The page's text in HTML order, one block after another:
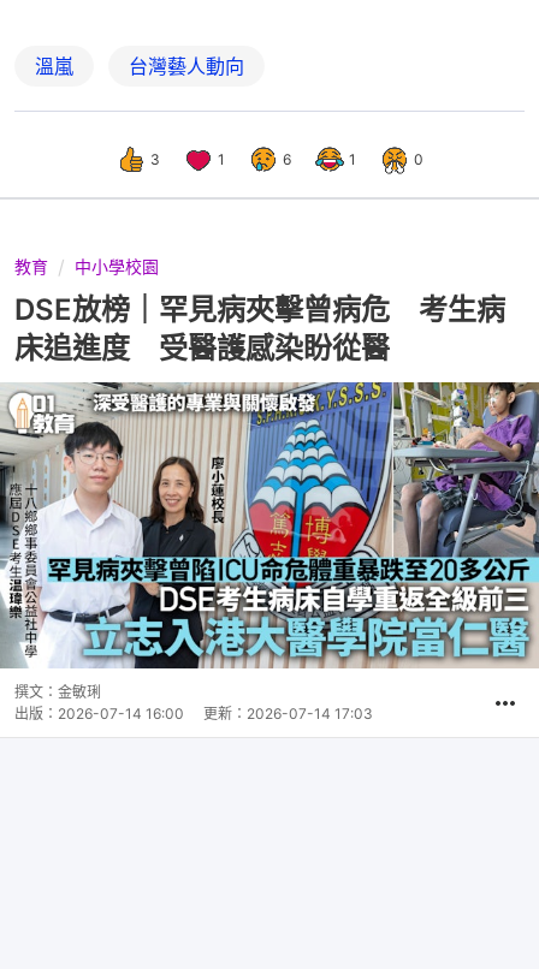
溫嵐 台灣藝人動向
3 1 6 1 0
教育 中小學校園
DSE放榜｜罕見病夾擊曾病危 考生病
床追進度 受醫護感染盼從醫
撰文： 金敏琍
出版： 2026-07-14 16:00 更新： 2026-07-14 17:03